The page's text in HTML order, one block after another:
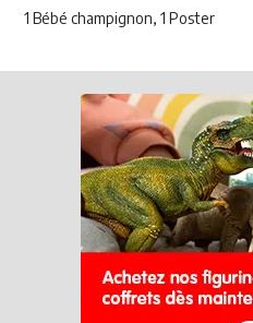
1 Bébé champignon, 1 Poster